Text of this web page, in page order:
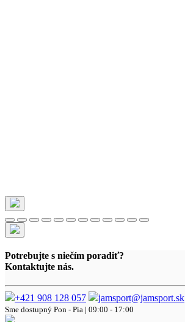
Potrebujte s niečím poradiť?
Kontaktujte nás.
+421 908 128 057 jamsport@jamsport.sk
Sme dostupný Pon - Pia | 09:00 - 17:00